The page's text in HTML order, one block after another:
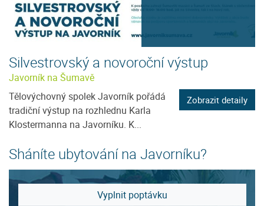
Silvestrovský a novoroční výstup
Javorník na Šumavě
Tělovýchovný spolek Javorník pořádá
tradiční výstup na rozhlednu Karla
Klostermanna na Javorníku. K...
Zobrazit detaily
Sháníte ubytování na Javorníku?
Vyplnit poptávku